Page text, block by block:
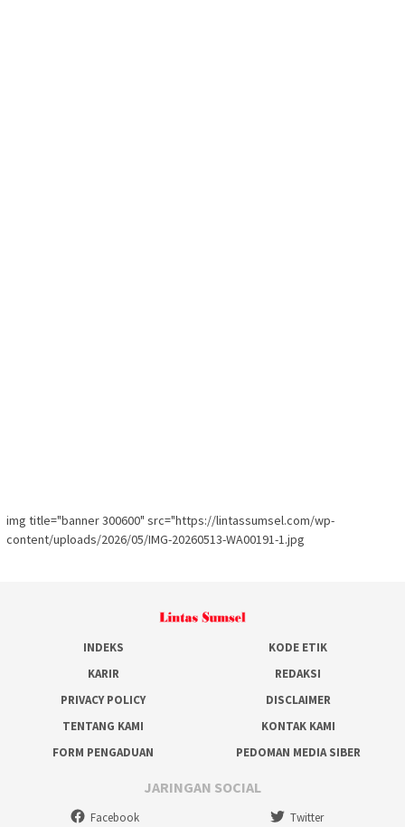
img title="banner 300600" src="https://lintassumsel.com/wp-
content/uploads/2026/05/IMG-20260513-WA00191-1.jpg
INDEKS
KODE ETIK
KARIR
REDAKSI
PRIVACY POLICY
DISCLAIMER
TENTANG KAMI
KONTAK KAMI
FORM PENGADUAN
PEDOMAN MEDIA SIBER
JARINGAN SOCIAL
Facebook Twitter